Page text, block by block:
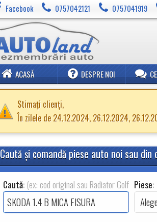
Facebook 0757042121 0757041919
ACASĂ DESPRE NOI
Stimați clienți,
În zilele de 24.12.2024, 26.12.2024,
Caută şi comandă piese auto noi sau din
Caută: (ex: cod original sau Radiator Golf 2.0TDI)
Piese: